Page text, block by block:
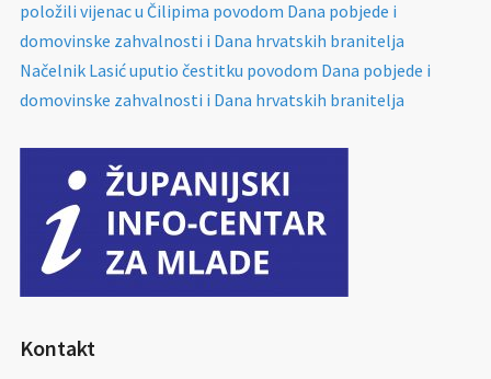
položili vijenac u Čilipima povodom Dana pobjede i
domovinske zahvalnosti i Dana hrvatskih branitelja
Načelnik Lasić uputio čestitku povodom Dana pobjede i
domovinske zahvalnosti i Dana hrvatskih branitelja
Kontakt